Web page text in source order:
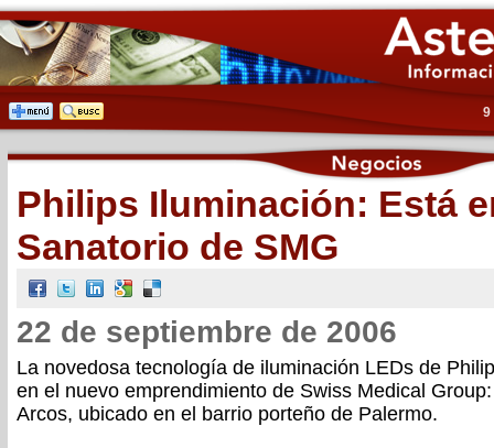
9
Philips Iluminación: Está
Sanatorio de SMG
22 de septiembre de 2006
La novedosa tecnología de iluminación LEDs de
en el nuevo emprendimiento de Swiss Medical
Arcos, ubicado en el barrio porteño de Palermo.